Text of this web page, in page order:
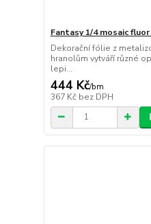
Fantasy 1/4 mosaic
Dekorační fólie z
hranolům vytváří různé
lepi...
444 Kč/bm
367 Kč bez DPH